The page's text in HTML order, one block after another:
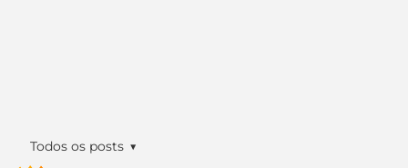
Todos os posts